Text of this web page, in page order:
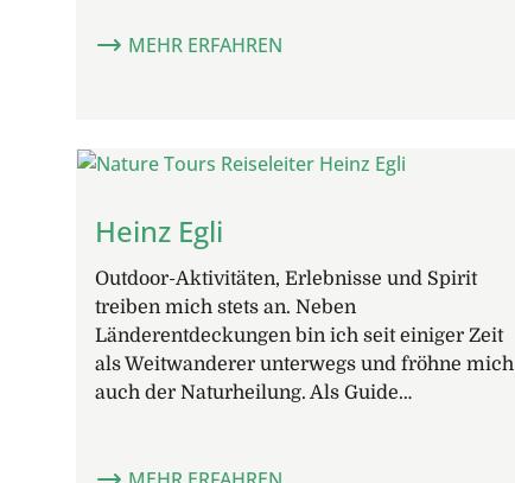
MEHR ERFAHREN
Heinz Egli
Outdoor-Aktivitäten, Erlebnisse und Spirit
treiben mich stets an. Neben
Länderentdeckungen bin ich seit einiger Zeit
als Weitwanderer unterwegs und fröhne mich
auch der Naturheilung. Als Guide…